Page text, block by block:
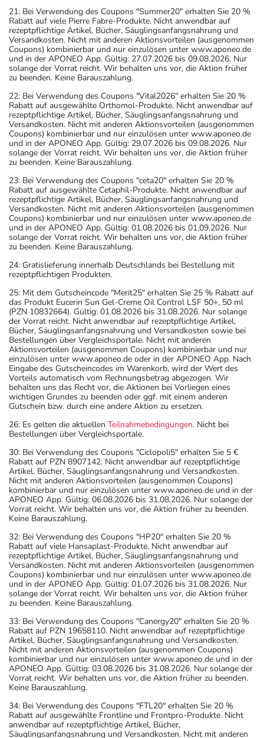
21: Bei Verwendung des Coupons "Summer20" erhalten Sie 20 %
Rabatt auf viele Pierre Fabre-Produkte. Nicht anwendbar auf
rezeptpflichtige Artikel, Bücher, Säuglingsanfangsnahrung und
Versandkosten. Nicht mit anderen Aktionsvorteilen (ausgenommen
Coupons) kombinierbar und nur einzulösen unter www.aponeo.de
und in der APONEO App. Gültig: 27.07.2026 bis 09.08.2026. Nur
solange der Vorrat reicht. Wir behalten uns vor, die Aktion früher
zu beenden. Keine Barauszahlung.
22: Bei Verwendung des Coupons "Vital2026" erhalten Sie 20 %
Rabatt auf ausgewählte Orthomol-Produkte. Nicht anwendbar auf
rezeptpflichtige Artikel, Bücher, Säuglingsanfangsnahrung und
Versandkosten. Nicht mit anderen Aktionsvorteilen (ausgenommen
Coupons) kombinierbar und nur einzulösen unter www.aponeo.de
und in der APONEO App. Gültig: 29.07.2026 bis 09.08.2026. Nur
solange der Vorrat reicht. Wir behalten uns vor, die Aktion früher
zu beenden. Keine Barauszahlung.
23: Bei Verwendung des Coupons "ceta20" erhalten Sie 20 %
Rabatt auf ausgewählte Cetaphil-Produkte. Nicht anwendbar auf
rezeptpflichtige Artikel, Bücher, Säuglingsanfangsnahrung und
Versandkosten. Nicht mit anderen Aktionsvorteilen (ausgenommen
Coupons) kombinierbar und nur einzulösen unter www.aponeo.de
und in der APONEO App. Gültig: 01.08.2026 bis 01.09.2026. Nur
solange der Vorrat reicht. Wir behalten uns vor, die Aktion früher
zu beenden. Keine Barauszahlung.
24: Gratislieferung innerhalb Deutschlands bei Bestellung mit
rezeptpflichtigen Produkten.
25: Mit dem Gutscheincode "Merit25" erhalten Sie 25 % Rabatt auf
das Produkt Eucerin Sun Gel-Creme Oil Control LSF 50+, 50 ml
(PZN 10832664). Gültig: 01.08.2026 bis 31.08.2026. Nur solange
der Vorrat reicht. Nicht anwendbar auf rezeptpflichtige Artikel,
Bücher, Säuglingsanfangsnahrung und Versandkosten sowie bei
Bestellungen über Vergleichsportale. Nicht mit anderen
Aktionsvorteilen (ausgenommen Coupons) kombinierbar und nur
einzulösen unter www.aponeo.de oder in der APONEO App. Nach
Eingabe des Gutscheincodes im Warenkorb, wird der Wert des
Vorteils automatisch vom Rechnungsbetrag abgezogen. Wir
behalten uns das Recht vor, die Aktionen bei Vorliegen eines
wichtigen Grundes zu beenden oder ggf. mit einem anderen
Gutschein bzw. durch eine andere Aktion zu ersetzen.
26: Es gelten die aktuellen Teilnahmebedingungen. Nicht bei
Bestellungen über Vergleichsportale.
30: Bei Verwendung des Coupons "Ciclopoli5" erhalten Sie 5 €
Rabatt auf PZN 8907142. Nicht anwendbar auf rezeptpflichtige
Artikel, Bücher, Säuglingsanfangsnahrung und Versandkosten.
Nicht mit anderen Aktionsvorteilen (ausgenommen Coupons)
kombinierbar und nur einzulösen unter www.aponeo.de und in der
APONEO App. Gültig: 06.08.2026 bis 31.08.2026. Nur solange der
Vorrat reicht. Wir behalten uns vor, die Aktion früher zu beenden.
Keine Barauszahlung.
32: Bei Verwendung des Coupons "HP20" erhalten Sie 20 %
Rabatt auf viele Hansaplast-Produkte. Nicht anwendbar auf
rezeptpflichtige Artikel, Bücher, Säuglingsanfangsnahrung und
Versandkosten. Nicht mit anderen Aktionsvorteilen (ausgenommen
Coupons) kombinierbar und nur einzulösen unter www.aponeo.de
und in der APONEO App. Gültig: 01.07.2026 bis 31.08.2026. Nur
solange der Vorrat reicht. Wir behalten uns vor, die Aktion früher
zu beenden. Keine Barauszahlung.
33: Bei Verwendung des Coupons "Canergy20" erhalten Sie 20 %
Rabatt auf PZN 19658110. Nicht anwendbar auf rezeptpflichtige
Artikel, Bücher, Säuglingsanfangsnahrung und Versandkosten.
Nicht mit anderen Aktionsvorteilen (ausgenommen Coupons)
kombinierbar und nur einzulösen unter www.aponeo.de und in der
APONEO App. Gültig: 03.08.2026 bis 31.08.2026. Nur solange der
Vorrat reicht. Wir behalten uns vor, die Aktion früher zu beenden.
Keine Barauszahlung.
34: Bei Verwendung des Coupons "FTL20" erhalten Sie 20 %
Rabatt auf ausgewählte Frontline und Frontpro-Produkte. Nicht
anwendbar auf rezeptpflichtige Artikel, Bücher,
Säuglingsanfangsnahrung und Versandkosten. Nicht mit anderen